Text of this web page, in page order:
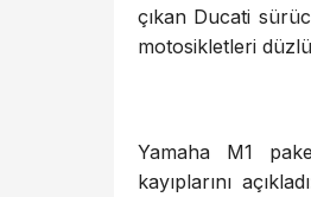
çıkan Ducati
motosikletleri
Yamaha M1
kayıplarını